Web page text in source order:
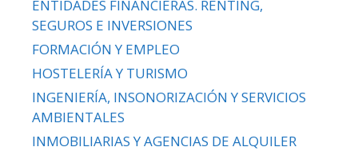
ENTIDADES FINANCIERAS. RENTING,
SEGUROS E INVERSIONES
FORMACIÓN Y EMPLEO
HOSTELERÍA Y TURISMO
INGENIERÍA, INSONORIZACIÓN Y SERVICIOS
AMBIENTALES
INMOBILIARIAS Y AGENCIAS DE ALQUILER